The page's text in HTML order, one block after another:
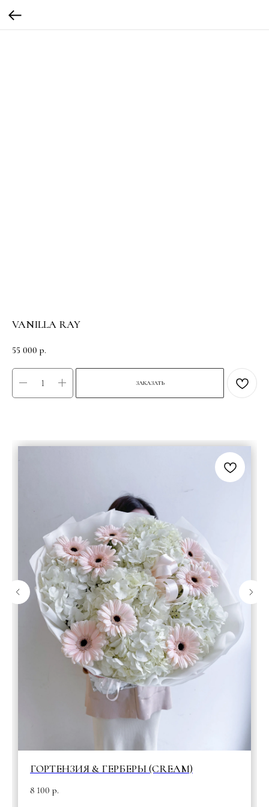
VANILLA RAY
55 000 р.
ЗАКАЗАТЬ
ГОРТЕНЗИЯ & ГЕРБЕРЫ (CREAM)
8 100 р.